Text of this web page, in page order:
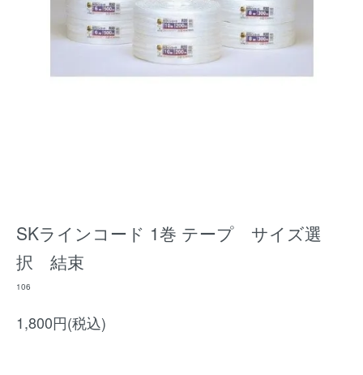
SKラインコード 1巻 テープ サイズ選
択 結束
106
1,800円(税込)